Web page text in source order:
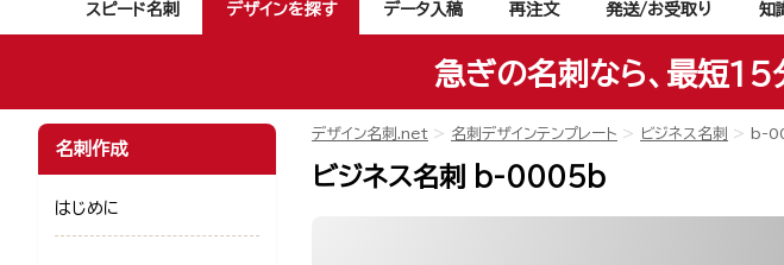
スピード名刺 デザインを探す データ入稿 再注文 発送/お受取り 知
急ぎの名刺なら、最短15
デザイン名刺.net 名刺デザインテンプレート ビジネス名刺 b-
ビジネス名刺 b-0005b
名刺作成
はじめに